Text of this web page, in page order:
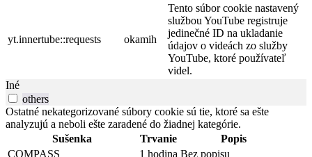
yt.innertube::requests okamih
Tento súbor cookie nastavený
službou YouTube registruje
jedinečné ID na ukladanie
údajov o videách zo služby
YouTube, ktoré používateľ
videl.
Iné
others
Ostatné nekategorizované súbory cookie sú tie, ktoré sa ešte
analyzujú a neboli ešte zaradené do žiadnej kategórie.
Sušenka
Trvanie
Popis
COMPASS
1 hodina Bez popisu